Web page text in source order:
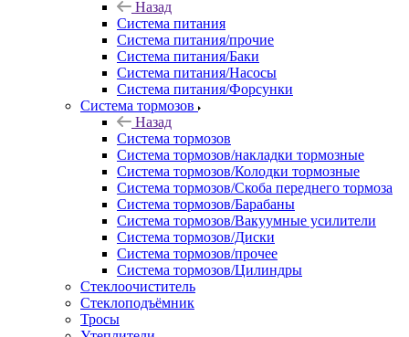
Назад
Система питания
Система питания/прочие
Система питания/Баки
Система питания/Насосы
Система питания/Форсунки
Система тормозов
Назад
Система тормозов
Система тормозов/накладки тормозные
Система тормозов/Колодки тормозные
Система тормозов/Скоба переднего тормоза
Система тормозов/Барабаны
Система тормозов/Вакуумные усилители
Система тормозов/Диски
Система тормозов/прочее
Система тормозов/Цилиндры
Стеклоочиститель
Стеклоподъёмник
Тросы